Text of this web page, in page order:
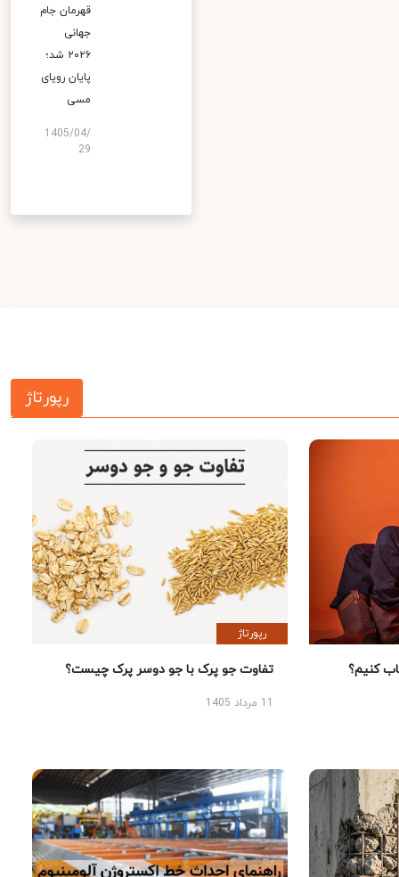
قهرمان جام
جهانی
۲۰۲۶ شد؛
پایان رویای
مسی
1405/04/
29
رپورتاژ
کنیم؟
رپورتاژ
تفاوت جو پرک با جو دوسر پرک چیست؟